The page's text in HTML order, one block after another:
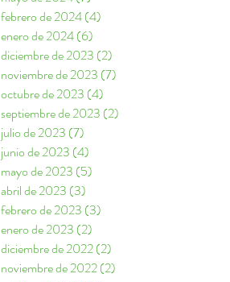
febrero de 2024(4)
enero de 2024(6)
diciembre de 2023 (2)
noviembre de 2023 (7)
octubre de 2023 (4)
septiembre de 2023 (2)
julio de 2023 (7)
junio de 2023 (4)
mayo de 2023 (5)
abril de 2023 (3)
febrero de 2023 (3)
enero de 2023 (2)
diciembre de 2022(2)
noviembre de 2022(2)